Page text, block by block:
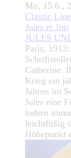
Mo, 15.6.,
Classic Line
Jules et Jim
JULES
Paris,
Catherine.
Krieg ein
Jahren im
Jules eine
lodern
leichtfüßig
Höhepunkt